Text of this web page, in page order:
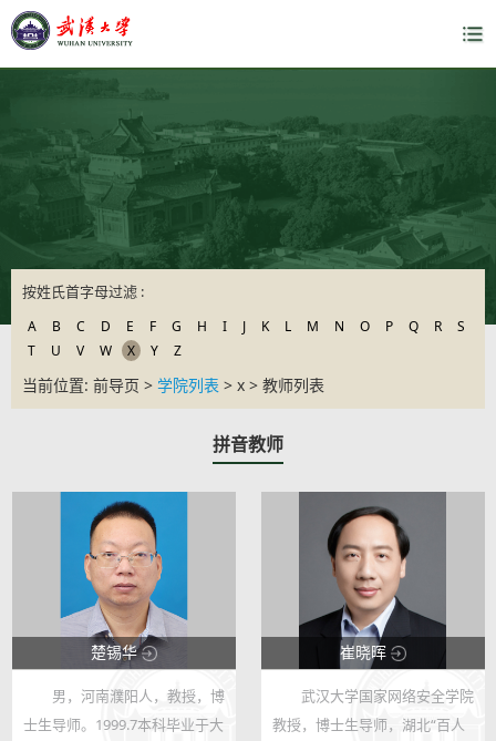
按姓氏首字母过滤 :
A B C D E F G H I J K L M N O P Q R
S
T
U V W X Y Z
当前位置: 前导页 > 学院列表 > x > 教师列表
拼音教师
楚锡华
123
男，河南濮阳人，教授，博
士生导师。1999.7本科毕业于大
崔晓晖
123
武汉大学国家网络安全学院
教授，博士生导师，湖北“百人